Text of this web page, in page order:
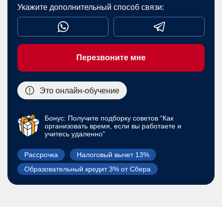
Бонус: Получите подборку советов “Как
организовать время, если вы работаете и
учитесь удаленно”
Рассрочка
Налоговый вычет 13%
Образовательный кредит 3% от Сбера
Укажите дополнительный способ связи:
Перезвоните мне
Это онлайн-обучение